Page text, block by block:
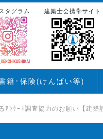
建築士会携帯サイト
タグラム
籍･保険(けんばい等)
ｱﾝｹｰﾄ調査協力のお願い【建築